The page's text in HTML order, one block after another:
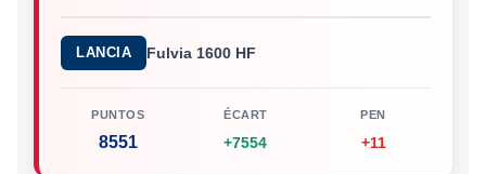
LANCIA Fulvia 1600 HF
PUNTOS
8551
ÉCART
+7554
PEN
+11